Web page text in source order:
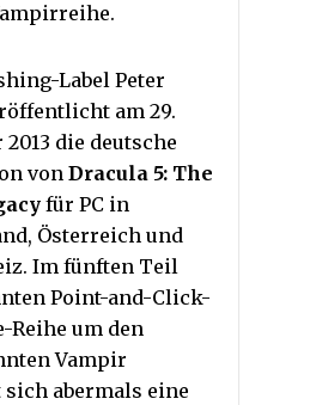
Label Peter
am 29.
2013 die deutsche
von Dracula 5: The
für PC in
Österreich und
Im fünften Teil
Point-and-Click-
Reihe um den
Vampir
abermals eine